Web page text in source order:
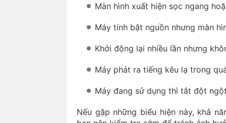
Màn hình xuất hiện sọc ngang
Máy tính bật nguồn nhưng màn
Khởi động lại nhiều lần nhưng
Máy phát ra tiếng kêu lạ trong
Máy đang sử dụng thì tắt đột
Nếu gặp những biểu hiện này, khả